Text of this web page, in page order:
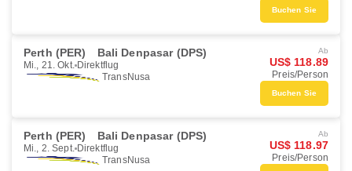
Buchen Sie
Perth (PER) Bali Denpasar (DPS)
Mi., 21. Okt. Direktflug
TransNusa
Ab
US$ 118.89
Preis/Person
Buchen Sie
Perth (PER) Bali Denpasar (DPS)
Mi., 2. Sept. Direktflug
TransNusa
Ab
US$ 118.97
Preis/Person